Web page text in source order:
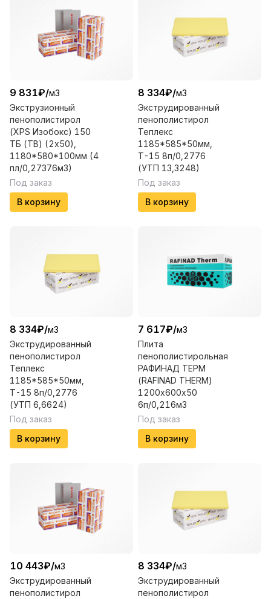
9 831₽/м3
Экструзионный
пенополистирол
(XPS Изобокс) 150
ТБ (TB) (2х50),
1180*580*100мм (4
пл/0,27376м3)
Под заказ
В корзину
8 334₽/м3
Экструдированный
пенополистирол
Теплекс
1185*585*50мм,
Т-15 8п/0,2776
(УТП 13,3248)
Под заказ
В корзину
8 334₽/м3
Экструдированный
пенополистирол
Теплекс
1185*585*50мм,
Т-15 8п/0,2776
(УТП 6,6624)
Под заказ
В корзину
7 617₽/м3
Плита
пенополистирольная
РАФИНАД ТЕРМ
(RAFINAD THERM)
1200х600х50
6п/0,216м3
Под заказ
В корзину
10 443₽/м3
Экструдированный
пенополистирол
8 334₽/м3
Экструдированный
пенополистирол